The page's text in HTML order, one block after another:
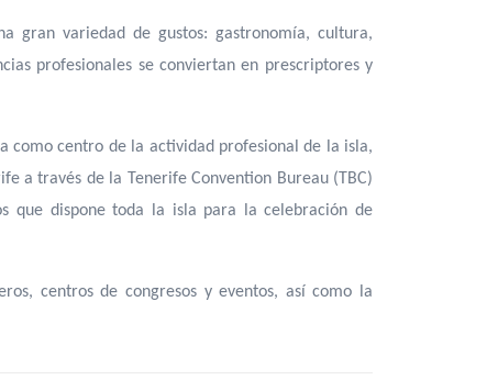
gran variedad de gustos: gastronomía, cultura,
profesionales se conviertan en prescriptores y
como centro de la actividad profesional de la isla,
a través de la Tenerife Convention Bureau (TBC)
que dispone toda la isla para la celebración de
centros de congresos y eventos, así como la